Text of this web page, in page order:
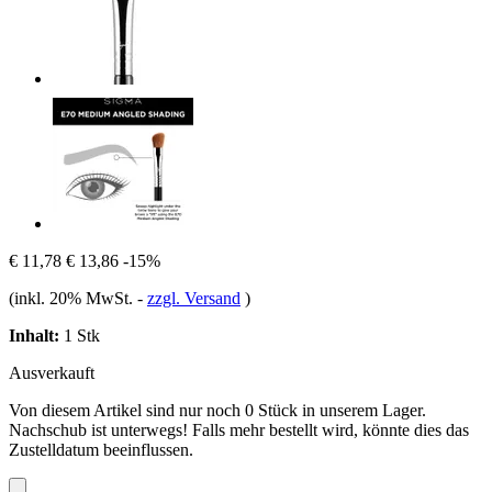
€ 11,78 € 13,86 -15%
(inkl. 20% MwSt. - zzgl. Versand )
Inhalt: 1 Stk
Ausverkauft
Von diesem Artikel sind nur noch 0 Stück in unserem Lager.
Nachschub ist unterwegs! Falls mehr bestellt wird, könnte dies das
Zustelldatum beeinflussen.